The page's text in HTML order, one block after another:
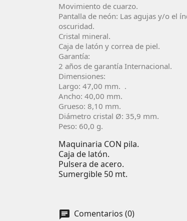
Movimiento de cuarzo.
Pantalla de neón: Las agujas y/o el
oscuridad.
Cristal mineral.
Caja de latón y correa de piel.
Garantía:
2 años de garantía Internacional.
Dimensiones:
Largo: 47,00 mm. .
Ancho: 40,00 mm.
Grueso: 8,10 mm.
Diámetro cristal Ø: 35,9 mm.
Peso: 60,0 g.
Maquinaria CON pila.
Caja de latón.
Pulsera de acero.
Sumergible 50 mt.
Comentarios (0)